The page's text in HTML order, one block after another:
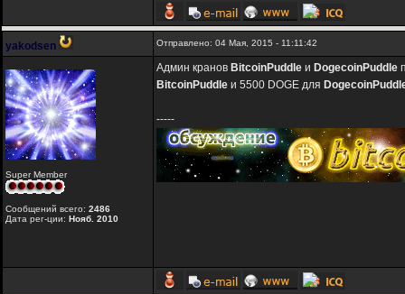
yakodsen Отправлено: 04 Мая, 2015 - 11:11:42
Super Member
Сообщений всего: 2486
Дата рег-ции: Нояб. 2010
Админ кранов BitcoinPuddle и DogecoinPuddle
BitcoinPuddle и 5500 DOGE для
-----